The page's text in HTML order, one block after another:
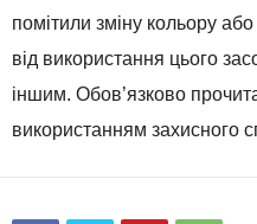
помітили зміну кольору або
від використання цього
іншим. Обов’язково
використанням захисного